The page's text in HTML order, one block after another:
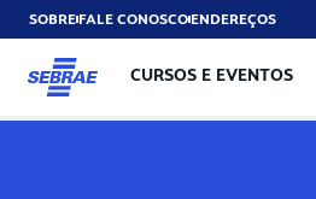
SOBREFALE CONOSCOENDEREÇOS
CURSOS E EVENTOS